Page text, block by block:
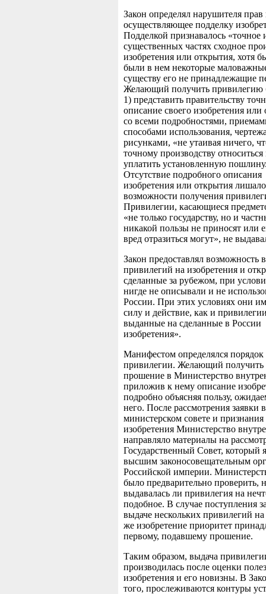
Закон определял нарушителя
осуществляющее подделку
Подделкой признавалось «точное
существенных частях сходное
изобретения или открытия, хотя
были в нем некоторые
существу его не принадлежащие
Желающий получить привилегию
1) представить правительству
описание своего изобретения или
со всеми подробностями,
способами использования,
рисунками, «не утаивая ничего,
точному производству
уплатить установленную
Отсутствие подробного описания
изобретения или открытия лишало
возможности получения
Привилегии, касающиеся
«не только государству, но и
никакой пользы не приносят или
вред отразиться могут», не
Закон предоставлял возможность
привилегий на изобретения и
сделанные за рубежом, при
нигде не описывали и не
России. При этих условиях они
силу и действие, как и
выданные на сделанные в России
изобретения».
Манифестом определялся
привилегии. Желающий получить
прошение в Министерство
приложив к нему описание
подробно объясняя пользу,
него. После рассмотрения заявки в
министерском совете и признания
изобретения Министерство
направляло материалы на
Государственный Совет, который
высшим законосовещательным
Российской империи.
было предварительно проверить,
выдавалась ли привилегия на
подобное. В случае поступления
выдаче нескольких привилегий
же изобретение приоритет
первому, подавшему прошение.
Таким образом, выдача
производилась после оценки
изобретения и его новизны. В
того, прослеживаются контуры